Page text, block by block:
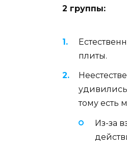
2 группы:
плиты.
тому есть
Из-за